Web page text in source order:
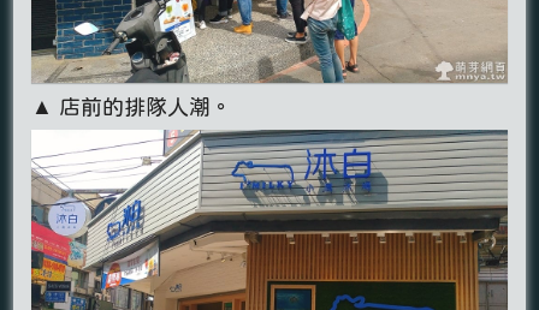
▲ 店前的排隊人潮。